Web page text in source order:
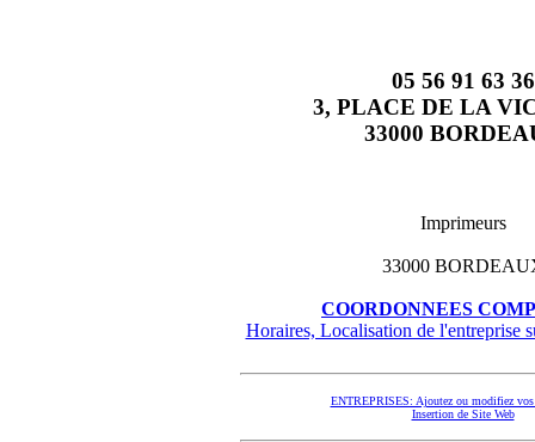
05 56 91 63 36
3, PLACE DE LA
33000
Imprimeurs
33000
COORDONNEES
Horaires, Localisation de l'entreprise
ENTREPRISES: Ajoutez ou modifiez vos
Insertion de Site Web